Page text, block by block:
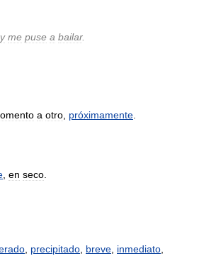
y me puse a bailar.
a otro, próximamente.
, en seco.
, precipitado, breve, inmediato,